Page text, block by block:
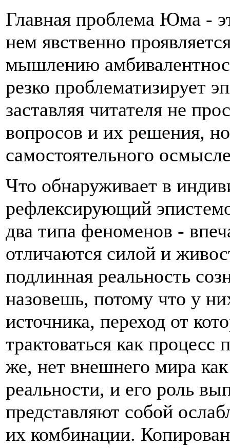
Главная проблема Юма -
нем явственно
мышлению
резко проблематизирует
заставляя читателя не
вопросов и их решения,
самостоятельного
Что обнаруживает в
рефлексирующий
два типа феноменов -
отличаются силой и
подлинная реальность
назовешь, потому что у
источника, переход от
трактоваться как
же, нет внешнего мира
реальности, и его роль
представляют собой
их комбинации.